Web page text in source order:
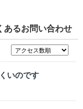
あるお問い合わせ
いのです